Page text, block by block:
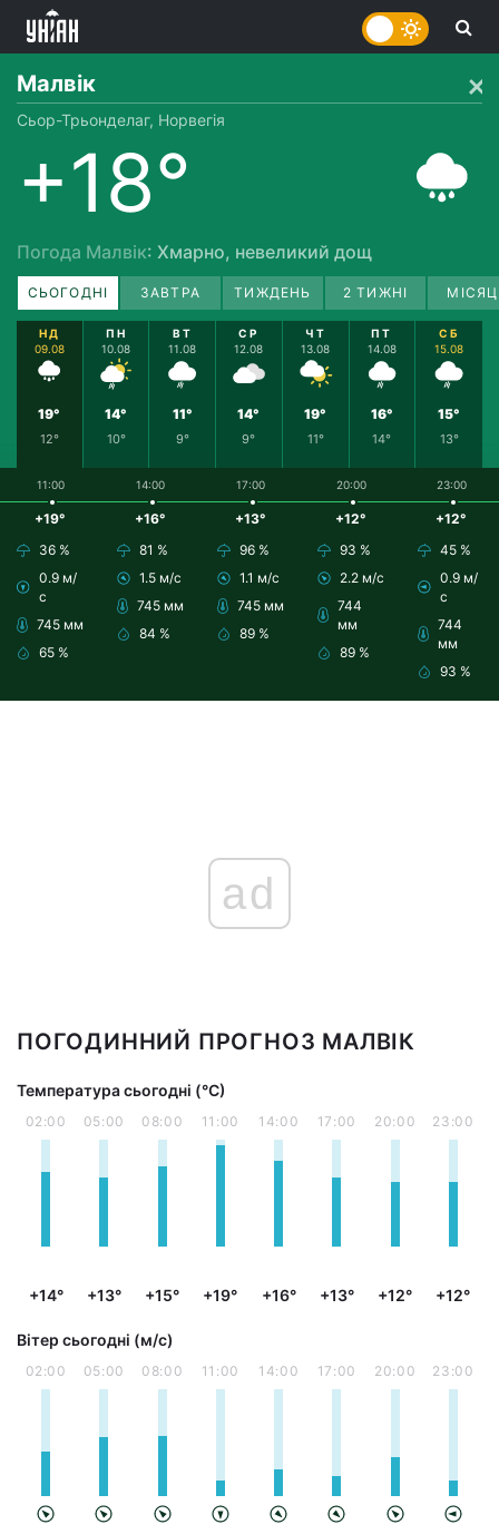
Малвік
Сьор-Трьонделаг, Норвегія
+18°
Погода Малвік: Хмарно, невеликий дощ
СЬОГОДНІ ЗАВТРА ТИЖДЕНЬ 2 ТИЖНІ
НД
09.08
19°
12°
ПН
10.08
14°
10°
ВТ
11.08
11°
9°
СР
12.08
14°
9°
ЧТ
13.08
19°
11°
ПТ
14.08
16°
14°
СБ
15.08
15°
13°
11:00
+19°
36 %
0.9 м/
с
745 мм
65 %
14:00
+16°
81 %
1.5 м/с
745 мм
84 %
17:00
+13°
96 %
1.1 м/с
745 мм
89 %
20:00
+12°
93 %
2.2 м/с
744
мм
89 %
23:00
+12°
45 %
0.9 м/
с
744
мм
93 %
ad
ПОГОДИННИЙ ПРОГНОЗ МАЛВІК
Температура сьогодні (°С)
02:00
+14°
05:00
+13°
08:00
+15°
11:00
+19°
14:00
+16°
17:00
+13°
20:00
+12°
23:00
+12°
Вітер сьогодні (м/с)
02:00 05:00 08:00 11:00 14:00 17:00 20:00 23:00